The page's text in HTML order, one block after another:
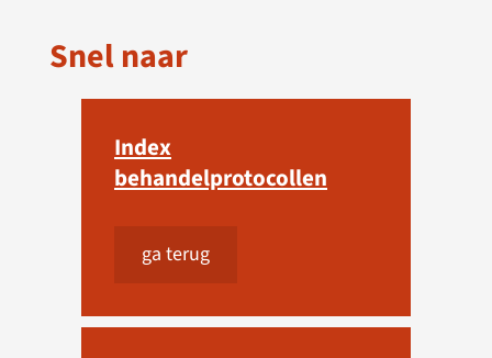
Snel naar
Index
behandelprotocollen
ga terug